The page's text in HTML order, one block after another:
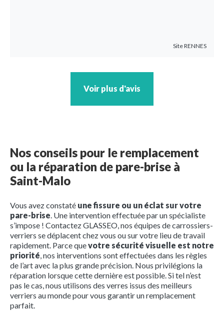
SiteRENNES
Voir plus d'avis
Nos conseils pour le remplacement
ou la réparation de pare-brise à
Saint-Malo
Vous avez constaté une fissure ou un éclat sur votre
pare-brise. Une intervention effectuée par un spécialiste
s’impose ! Contactez GLASSEO, nos équipes de carrossiers-
verriers se déplacent chez vous ou sur votre lieu de travail
rapidement. Parce quevotre sécurité visuelle est notre
priorité, nos interventions sont effectuées dans les règles
de l’art avec la plus grande précision. Nous privilégions la
réparation lorsque cette dernière est possible. Si tel n’est
pas le cas, nous utilisons des verres issus des meilleurs
verriers au monde pour vous garantir un remplacement
parfait.